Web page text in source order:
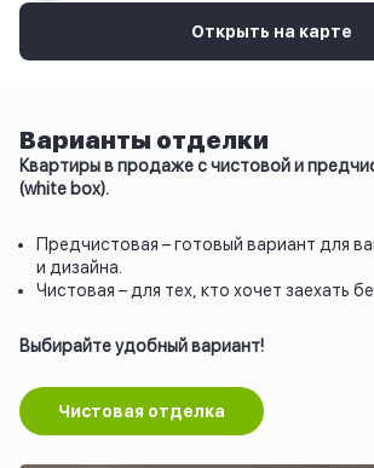
Открыть на карте
Варианты отделки
Квартиры в продаже с чистовой и
(white box).
Предчистовая – готовый вариант для
и дизайна.
Чистовая – для тех, кто хочет заехать
Выбирайте удобный вариант!
Чистовая отделка